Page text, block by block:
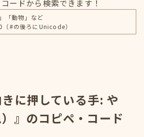
ードから検索できます！
「動物」など
#の後ろにUnicode）
きに押している手: や
』のコピペ・コード